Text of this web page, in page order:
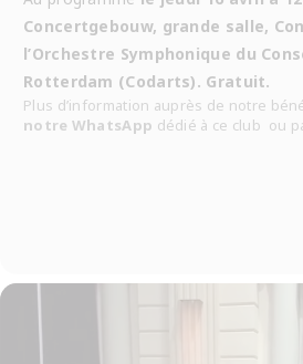
Concertgebouw, grande salle,
l’Orchestre Symphonique du
Rotterdam (Codarts). Gratuit.
Plus d’information auprès de notre
notre WhatsApp dédié à ce club ou